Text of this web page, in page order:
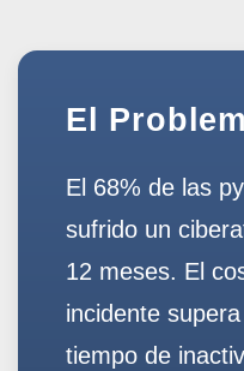
El
El 68% de las
sufrido un
12 meses. El
incidente
tiempo de